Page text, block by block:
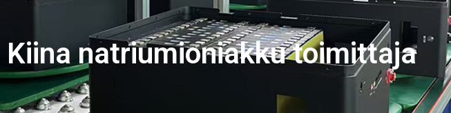
Kiina natriumioniakku toimittaja